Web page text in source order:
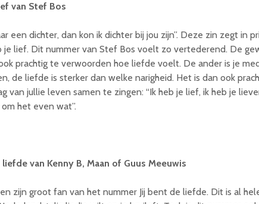
van Stef Bos
een dichter, dan kon ik dichter bij jou zijn”. Deze zin zegt in
je lief. Dit nummer van Stef Bos voelt zo vertederend. De
prachtig te verwoorden hoe liefde voelt. De ander is je
de liefde is sterker dan welke narigheid. Het is dan ook
van jullie leven samen te zingen: “Ik heb je lief, ik heb je
het even wat”.
van Kenny B, Maan of Guus Meeuwis
zijn groot fan van het nummer Jij bent de liefde. Dit is al